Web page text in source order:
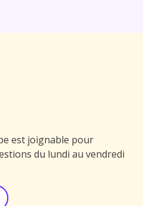
est joignable pour
du lundi au vendredi